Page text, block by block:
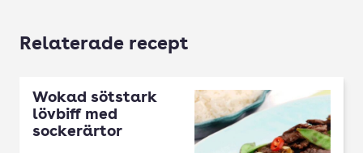
Relaterade recept
Wokad sötstark
lövbiff med
sockerärtor